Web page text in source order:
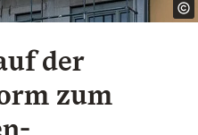
der
zum